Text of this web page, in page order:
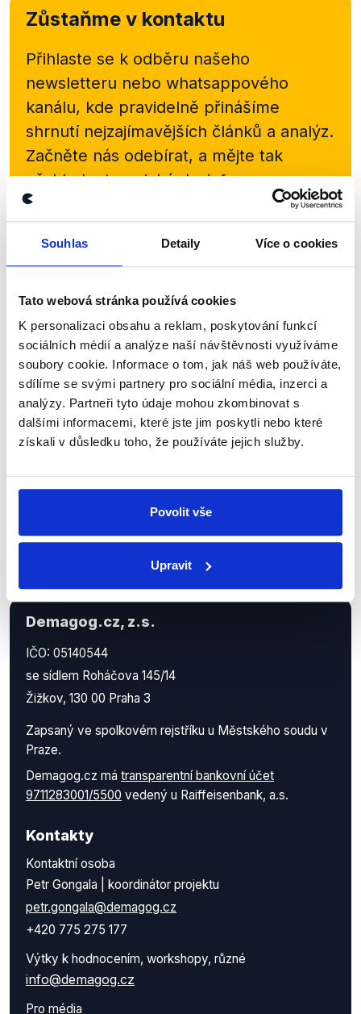
Souhlas Detaily Více o cookies
Tato webová stránka používá cookies
K personalizaci obsahu a reklam, poskytování funkcí
sociálních médií a analýze naší návštěvnosti využíváme
soubory cookie. Informace o tom, jak náš web používáte,
sdílíme se svými partnery pro sociální média, inzerci a
analýzy. Partneři tyto údaje mohou zkombinovat s
dalšími informacemi, které jste jim poskytli nebo které
získali v důsledku toho, že používáte jejich služby.
Povolit vše
Upravit
Zůstaňme v kontaktu
Přihlaste se k odběru našeho
newsletteru nebo whatsappového
kanálu, kde pravidelně přinášíme
shrnutí nejzajímavějších článků a analýz.
Začněte nás odebírat, a mějte tak
přehled o tom, jaké dezinformace a
nepravdy se zrovna v Česku šíří.
Newsletter WhatsApp
Sociální sítě
Nenechte si ujít nejnovější události
z Demagog.cz. Sdílením našich
příspěvků přátelům podpoříte naši
práci.
Demagog.cz, z.s.
IČO: 05140544
se sídlem Roháčova 145/14
Žižkov, 130 00 Praha 3
Zapsaný ve spolkovém rejstříku u Městského soudu v
Praze.
Demagog.cz má transparentní bankovní účet
9711283001/5500 vedený u Raiffeisenbank, a.s.
Kontakty
Kontaktní osoba
Petr Gongala | koordinátor projektu
petr.gongala@demagog.cz
+420 775 275 177
Výtky k hodnocením, workshopy, různé
info@demagog.cz
Pro média